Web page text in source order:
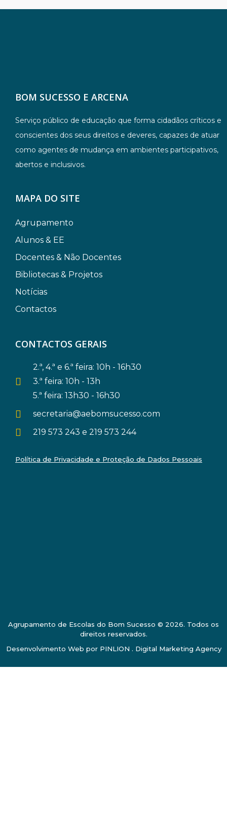
BOM SUCESSO E ARCENA
Serviço público de educação que forma cidadãos críticos e
conscientes dos seus direitos e deveres, capazes de atuar
como agentes de mudança em ambientes participativos,
abertos e inclusivos.
MAPA DO SITE
Agrupamento
Alunos & EE
Docentes & Não Docentes
Bibliotecas & Projetos
Notícias
Contactos
CONTACTOS GERAIS
2.ª, 4.ª e 6.ª feira: 10h - 16h30
3.ª feira: 10h - 13h
5.ª feira: 13h30 - 16h30
secretaria@aebomsucesso.com
219 573 243 e 219 573 244
Política de Privacidade e Proteção de Dados Pessoais
Agrupamento de Escolas do Bom Sucesso © 2026. Todos os
direitos reservados.
Desenvolvimento Web por PINLION . Digital Marketing Agency